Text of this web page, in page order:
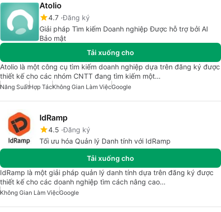
Atolio
4.7 Đăng ký
Giải pháp Tìm kiếm Doanh nghiệp Được hỗ trợ bởi AI
Bảo mật
Tải xuống cho
Atolio là một công cụ tìm kiếm doanh nghiệp dựa trên đăng ký được
thiết kế cho các nhóm CNTT đang tìm kiếm một…
Năng SuấtHợp TácKhông Gian Làm ViệcGoogle
IdRamp
4.5 Đăng ký
Tối ưu hóa Quản lý Danh tính với IdRamp
Tải xuống cho
IdRamp là một giải pháp quản lý danh tính dựa trên đăng ký được
thiết kế cho các doanh nghiệp tìm cách nâng cao…
Không Gian Làm ViệcGoogle